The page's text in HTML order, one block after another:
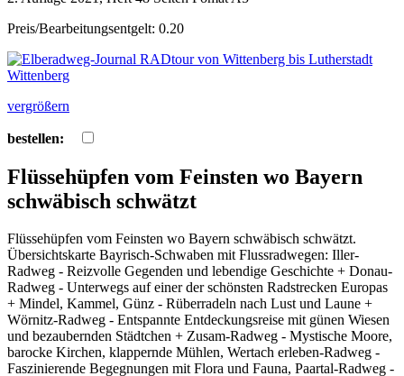
Preis/Bearbeitungsentgelt: 0.20
vergrößern
bestellen:
Flüssehüpfen vom Feinsten wo Bayern
schwäbisch schwätzt
Flüssehüpfen vom Feinsten wo Bayern schwäbisch schwätzt.
Übersichtskarte Bayrisch-Schwaben mit Flussradwegen: Iller-
Radweg - Reizvolle Gegenden und lebendige Geschichte + Donau-
Radweg - Unterwegs auf einer der schönsten Radstrecken Europas
+ Mindel, Kammel, Günz - Rüberradeln nach Lust und Laune +
Wörnitz-Radweg - Entspannte Entdeckungsreise mit günen Wiesen
und bezaubernden Städtchen + Zusam-Radweg - Mystische Moore,
barocke Kirchen, klappernde Mühlen, Wertach erleben-Radweg -
Faszinierende Begegnungen mit Flora und Fauna, Paartal-Radweg -